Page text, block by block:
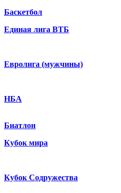
Баскетбол
Единая лига ВТБ
Евролига (мужчины)
НБА
Биатлон
Кубок мира
Кубок Содружества